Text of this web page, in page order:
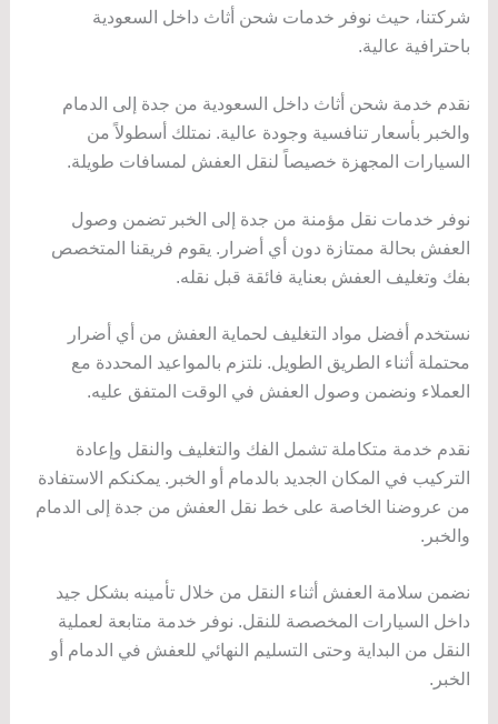
شركتنا، حيث نوفر خدمات شحن أثاث داخل السعودية
باحترافية عالية.
نقدم خدمة شحن أثاث داخل السعودية من جدة إلى الدمام
والخبر بأسعار تنافسية وجودة عالية. نمتلك أسطولاً من
السيارات المجهزة خصيصاً لنقل العفش لمسافات طويلة.
نوفر خدمات نقل مؤمنة من جدة إلى الخبر تضمن وصول
العفش بحالة ممتازة دون أي أضرار. يقوم فريقنا المتخصص
بفك وتغليف العفش بعناية فائقة قبل نقله.
نستخدم أفضل مواد التغليف لحماية العفش من أي أضرار
محتملة أثناء الطريق الطويل. نلتزم بالمواعيد المحددة مع
العملاء ونضمن وصول العفش في الوقت المتفق عليه.
نقدم خدمة متكاملة تشمل الفك والتغليف والنقل وإعادة
التركيب في المكان الجديد بالدمام أو الخبر. يمكنكم الاستفادة
من عروضنا الخاصة على خط نقل العفش من جدة إلى الدمام
والخبر.
نضمن سلامة العفش أثناء النقل من خلال تأمينه بشكل جيد
داخل السيارات المخصصة للنقل. نوفر خدمة متابعة لعملية
النقل من البداية وحتى التسليم النهائي للعفش في الدمام أو
الخبر.